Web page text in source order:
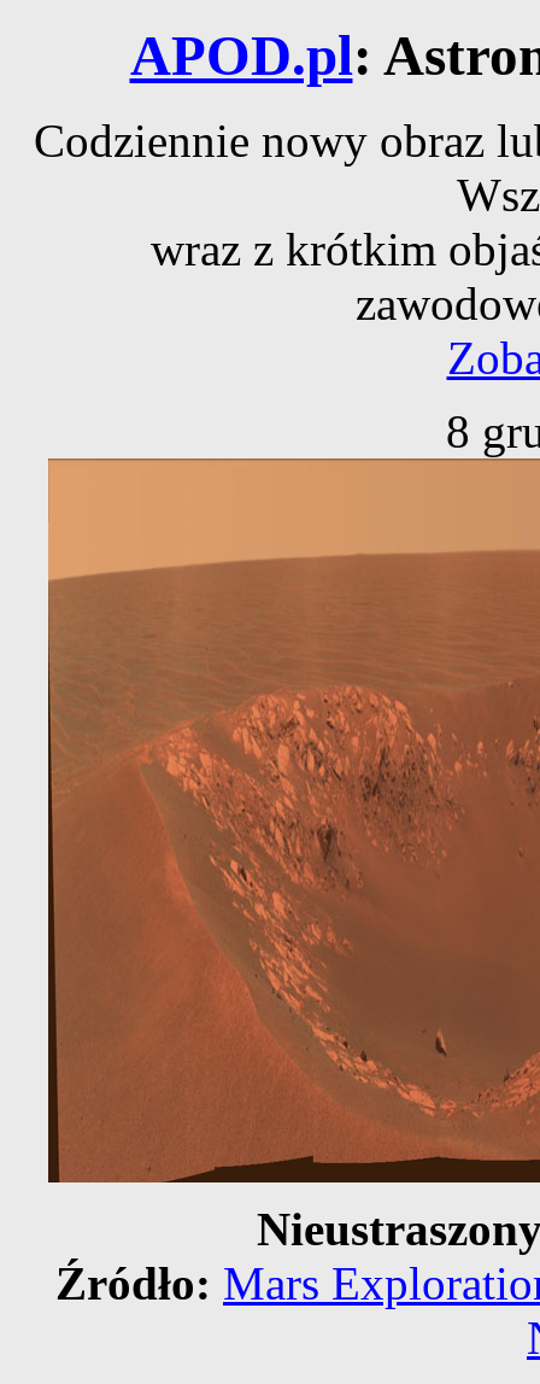
APOD.pl:
Codziennie nowy obraz
wraz z krótkim
8
Źródło: Mars